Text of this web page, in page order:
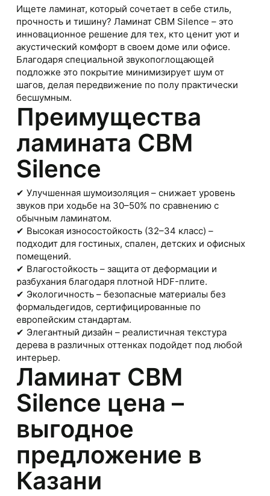
Ищете ламинат, который сочетает в себе стиль,
прочность и тишину? Ламинат CBM Silence – это
инновационное решение для тех, кто ценит уют и
акустический комфорт в своем доме или офисе.
Благодаря специальной звукопоглощающей
подложке это покрытие минимизирует шум от
шагов, делая передвижение по полу практически
бесшумным.
Преимущества
ламината CBM
Silence
✔ Улучшенная шумоизоляция – снижает уровень
звуков при ходьбе на 30–50% по сравнению с
обычным ламинатом.
✔ Высокая износостойкость (32–34 класс) –
подходит для гостиных, спален, детских и офисных
помещений.
✔ Влагостойкость – защита от деформации и
разбухания благодаря плотной HDF-плите.
✔ Экологичность – безопасные материалы без
формальдегидов, сертифицированные по
европейским стандартам.
✔ Элегантный дизайн – реалистичная текстура
дерева в различных оттенках подойдет под любой
интерьер.
Ламинат CBM
Silence цена –
выгодное
предложение в
Казани